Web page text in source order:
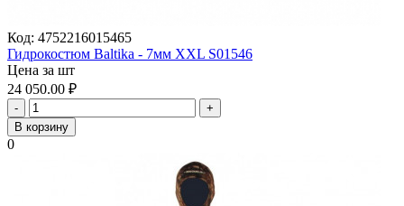
Код: 4752216015465
Гидрокостюм Baltika - 7мм XXL S01546
Цена за шт
24 050.00 ₽
-
+
В корзину
0